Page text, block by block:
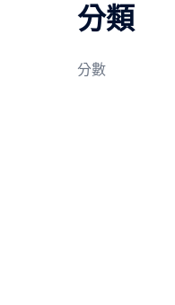
分類
分數